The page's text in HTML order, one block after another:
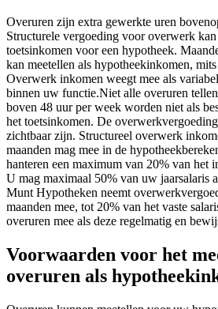
Overuren zijn extra gewerkte uren
Structurele vergoeding voor overwerk
toetsinkomen voor een hypotheek.
kan meetellen als hypotheekinkomen,
Overwerk inkomen weegt mee als
binnen uw functie.Niet alle overuren
boven 48 uur per week worden niet als
het toetsinkomen. De
zichtbaar zijn. Structureel overwerk
maanden mag mee in de
hanteren een maximum van 20% van het
U mag maximaal 50% van uw jaarsalaris
Munt Hypotheken neemt
maanden mee, tot 20% van het vaste
overuren mee als deze regelmatig en
Voorwaarden voor het
overuren als